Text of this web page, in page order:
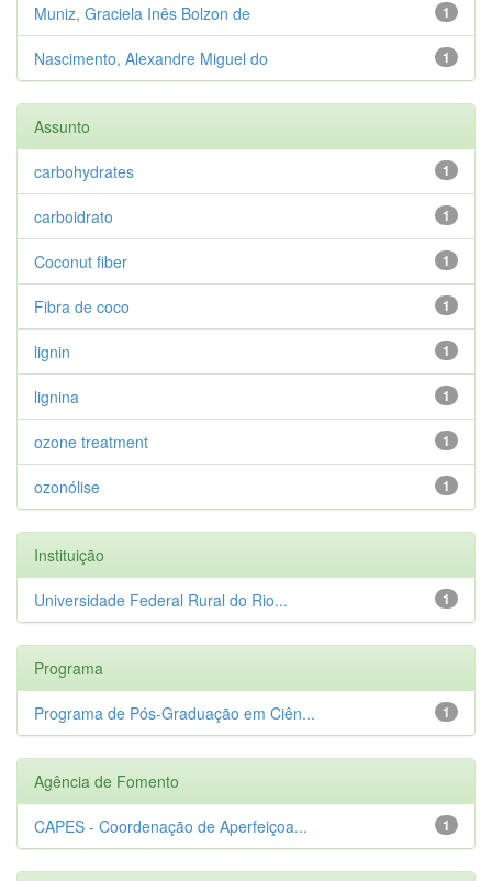
1
Muniz, Graciela Inês Bolzon de
1
Nascimento, Alexandre Miguel do
Assunto
1
carbohydrates
1
carboidrato
1
Coconut fiber
1
Fibra de coco
1
lignin
1
lignina
1
ozone treatment
1
ozonólise
Instituição
1
Universidade Federal Rural do Rio...
Programa
1
Programa de Pós-Graduação em Ciên...
Agência de Fomento
1
CAPES - Coordenação de Aperfeiçoa...